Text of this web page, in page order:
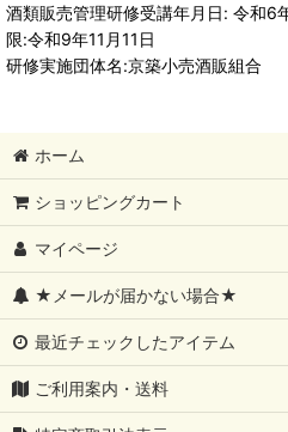
酒類販売管理研修受講年月日: 令和6
限:令和9年11月11日
研修実施団体名:京築小売酒販組合
ホーム
ショッピングカート
マイページ
★メールが届かない場合★
最近チェックしたアイテム
ご利用案内・送料